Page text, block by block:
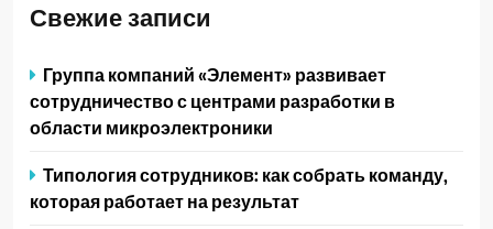
Свежие записи
Группа компаний «Элемент» развивает
сотрудничество с центрами разработки в
области микроэлектроники
Типология сотрудников: как собрать команду,
которая работает на результат